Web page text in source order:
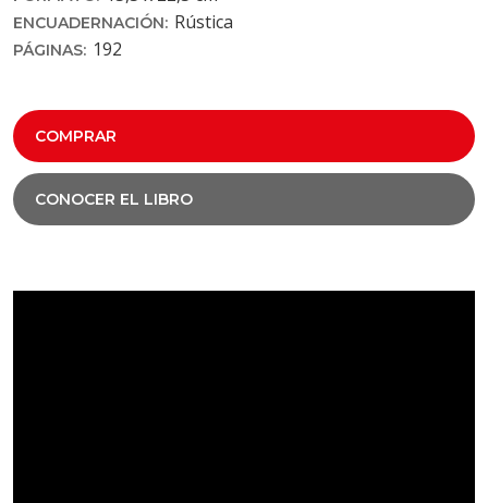
ENCUADERNACIÓN: Rústica
PÁGINAS: 192
COMPRAR
CONOCER EL LIBRO